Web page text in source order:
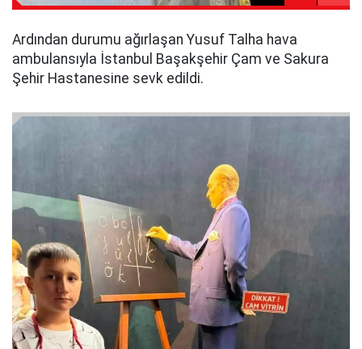
Ardından durumu ağırlaşan Yusuf Talha hava
ambulansıyla İstanbul Başakşehir Çam ve Sakura
Şehir Hastanesine sevk edildi.